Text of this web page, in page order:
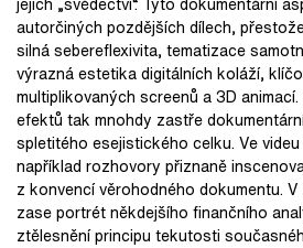
autorčiných pozdějších dílech,
silná sebereflexivita, tematizace
výrazná estetika digitálních koláží,
multiplikovaných screenů a 3D
efektů tak mnohdy zastře
spletitého esejistického celku. Ve videu
například rozhovory přiznaně
z konvencí věrohodného dokumentu. V
zase portrét někdejšího finančního
ztělesnění principu tekutosti